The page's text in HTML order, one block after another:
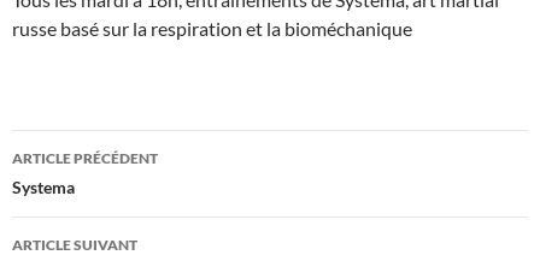
russe basé sur la respiration et la bioméchanique
Navigation
des
articles
ARTICLE PRÉCÉDENT
Systema
ARTICLE SUIVANT